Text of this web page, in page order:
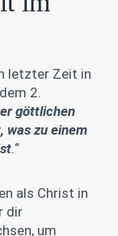
letzter Zeit in
2.
göttlichen
was zu einem
.“
als Christ in
dir
um